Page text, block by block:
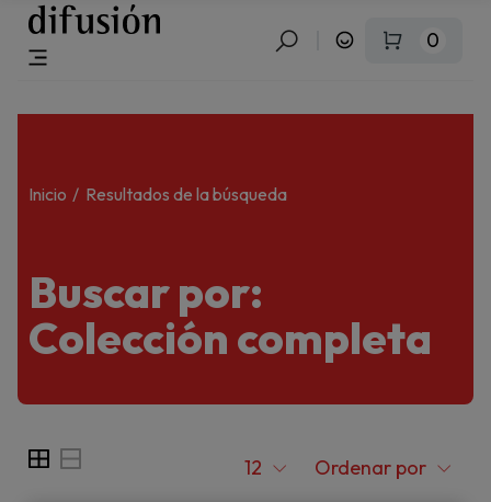
0
Inicio Resultados de la búsqueda
Buscar por:
Colección completa
12 Ordenar por